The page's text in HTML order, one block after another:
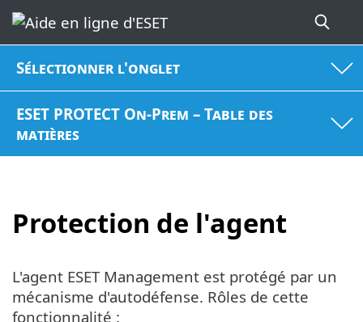
Sélectionner l'onglet
ESET PROTECT On-Prem – Table des
matières
Protection de l'agent
L'agent ESET Management est protégé par un
mécanisme d'autodéfense. Rôles de cette
fonctionnalité :